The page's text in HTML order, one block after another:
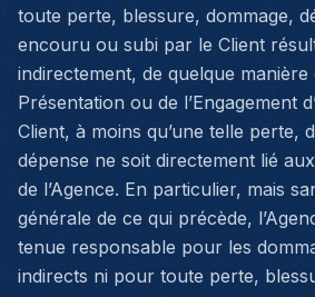
toute perte, blessure, dommage,
encouru ou subi par le Client
indirectement, de quelque manière
Présentation ou de l’Engagement
Client, à moins qu’une telle perte,
dépense ne soit directement lié
de l’Agence. En particulier, mais
générale de ce qui précède,
tenue responsable pour les
indirects ni pour toute perte,